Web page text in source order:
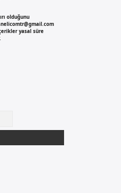
olduğunu
yasal süre